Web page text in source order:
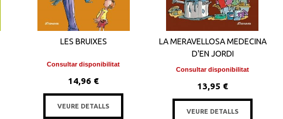
LES BRUIXES
Consultar disponibilitat
14,96 €
VEURE DETALLS
LA MERAVELLOSA MEDECINA
D'EN JORDI
Consultar disponibilitat
13,95 €
VEURE DETALLS